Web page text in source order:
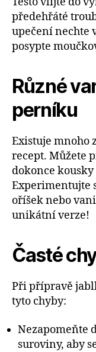
předehřáté
upečení nechte
posypte
Různé
perníku
Existuje mnoho
recept. Můžete
dokonce
Experimentujte
oříšek nebo
unikátní verze!
Časté
Při přípravě
tyto chyby:
Nezapomeňte
suroviny, aby